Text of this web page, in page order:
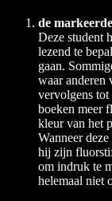
de
Deze student
lezend te
gaan.
waar anderen
vervolgens tot
boeken meer
kleur van het
Wanneer
hij zijn
om indruk te
helemaal niet